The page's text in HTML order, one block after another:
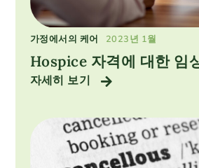
가정에서의 케어 2023년 1월
Hospice 자격에 대한 임
자세히 보기